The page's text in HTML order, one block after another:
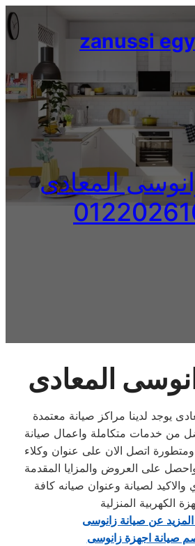
Skip
to
content
zanussi
المعادى
المعادى
يوجد لدينا مراكز صيانة معتمدة
من خدمات متكاملة واعمال صيانة
اتصل الان على عنوان وكلاء
على العروض والمزايا المقدمة
لصيانة وعنوان صيانه كافة
الكهربية المنزلية
عن صيانة زانوسى
صيانة اجهزة زانوسى